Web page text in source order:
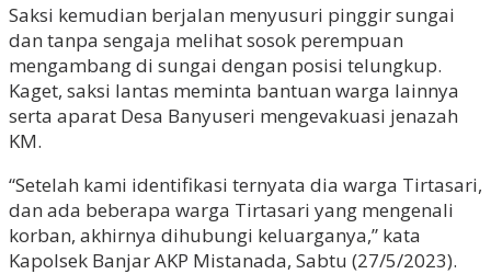
Saksi kemudian berjalan menyusuri pinggir sungai
dan tanpa sengaja melihat sosok perempuan
mengambang di sungai dengan posisi telungkup.
Kaget, saksi lantas meminta bantuan warga lainnya
serta aparat Desa Banyuseri mengevakuasi jenazah
KM.
“Setelah kami identifikasi ternyata dia warga Tirtasari,
dan ada beberapa warga Tirtasari yang mengenali
korban, akhirnya dihubungi keluarganya,” kata
Kapolsek Banjar AKP Mistanada, Sabtu (27/5/2023).